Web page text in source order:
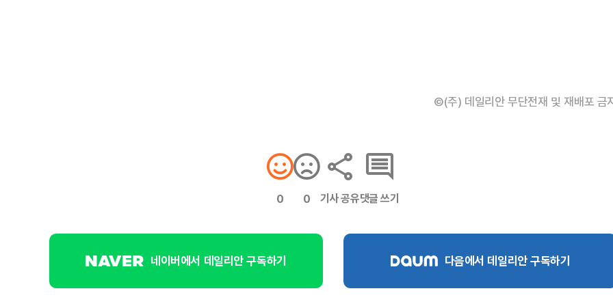
©(주) 데일리안 무단전재 및 재배포 금
0 0 기사 공유댓글 쓰기
네이버에서 데일리안 구독하기 다음에서 데일리안 구독하기